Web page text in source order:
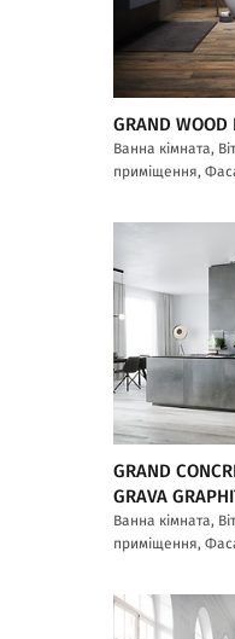
GRAND WOOD
Ванна кімната,
приміщення,
GRAND
GRAVA
Ванна кімната,
приміщення,